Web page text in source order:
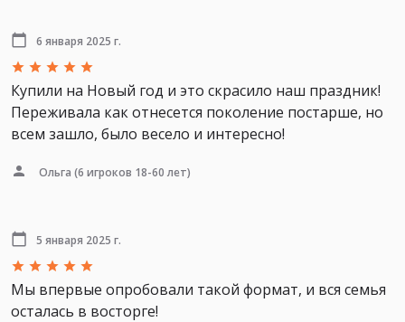
6 января 2025 г.
Купили на Новый год и это скрасило наш праздник!
Переживала как отнесется поколение постарше, но
всем зашло, было весело и интересно!
Ольга (6 игроков 18-60 лет)
5 января 2025 г.
Мы впервые опробовали такой формат, и вся семья
осталась в восторге!